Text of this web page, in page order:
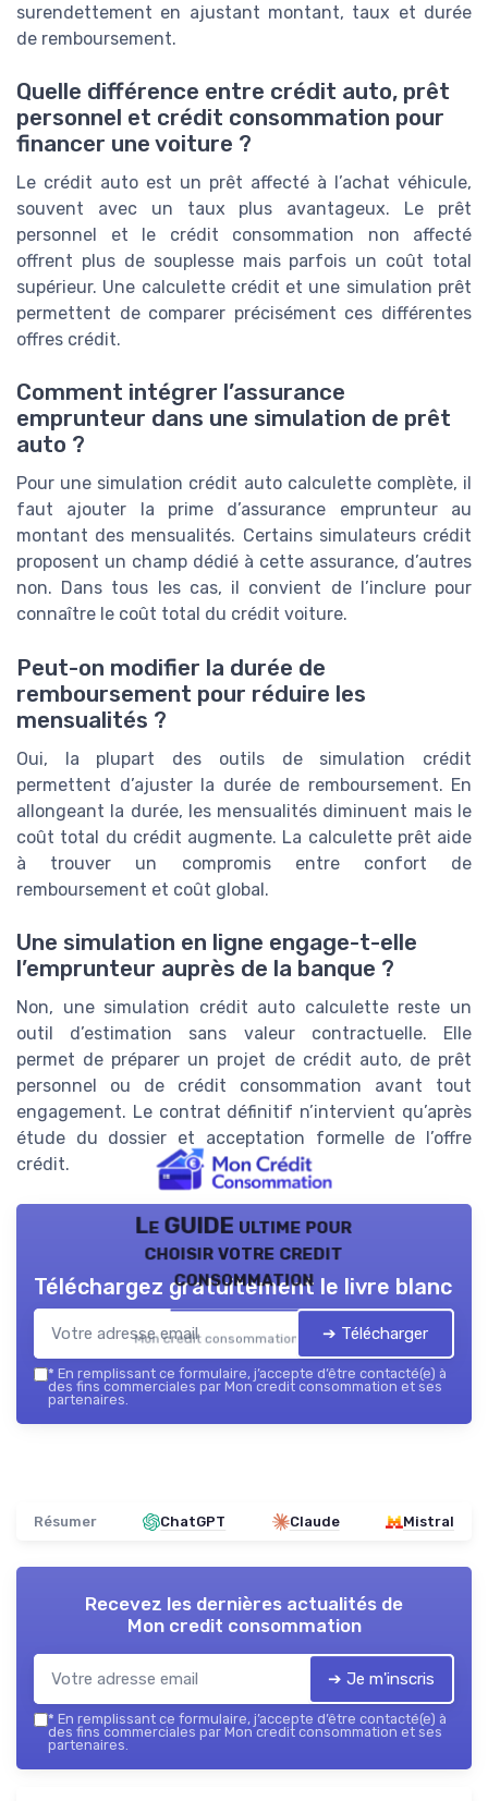
surendettement en ajustant montant, taux et durée
de remboursement.
Quelle différence entre crédit auto, prêt
personnel et crédit consommation pour
financer une voiture ?
Le crédit auto est un prêt affecté à l’achat véhicule,
souvent avec un taux plus avantageux. Le prêt
personnel et le crédit consommation non affecté
offrent plus de souplesse mais parfois un coût total
supérieur. Une calculette crédit et une simulation prêt
permettent de comparer précisément ces différentes
offres crédit.
Comment intégrer l’assurance
emprunteur dans une simulation de prêt
auto ?
Pour une simulation crédit auto calculette complète, il
faut ajouter la prime d’assurance emprunteur au
montant des mensualités. Certains simulateurs crédit
proposent un champ dédié à cette assurance, d’autres
non. Dans tous les cas, il convient de l’inclure pour
connaître le coût total du crédit voiture.
Peut-on modifier la durée de
remboursement pour réduire les
mensualités ?
Oui, la plupart des outils de simulation crédit
permettent d’ajuster la durée de remboursement. En
allongeant la durée, les mensualités diminuent mais le
coût total du crédit augmente. La calculette prêt aide
à trouver un compromis entre confort de
remboursement et coût global.
Une simulation en ligne engage-t-elle
l’emprunteur auprès de la banque ?
Non, une simulation crédit auto calculette reste un
outil d’estimation sans valeur contractuelle. Elle
permet de préparer un projet de crédit auto, de prêt
personnel ou de crédit consommation avant tout
engagement. Le contrat définitif n’intervient qu’après
étude du dossier et acceptation formelle de l’offre
crédit.
Le GUIDE ultime pour
choisir votre credit
consommation
Mon credit consommation — 2026
Téléchargez gratuitement le livre blanc
➔ Télécharger
* En remplissant ce formulaire, j’accepte d’être contacté(e) à
des fins commerciales par Mon credit consommation et ses
partenaires.
Résumer ChatGPT Claude Mistral
Recevez les dernières actualités de
Mon credit consommation
➔ Je m'inscris
* En remplissant ce formulaire, j’accepte d’être contacté(e) à
des fins commerciales par Mon credit consommation et ses
partenaires.